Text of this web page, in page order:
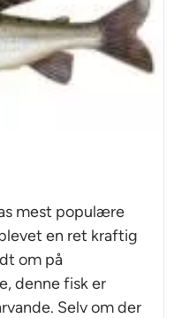
mest populære
en ret kraftig
om på
denne fisk er
Selv om der